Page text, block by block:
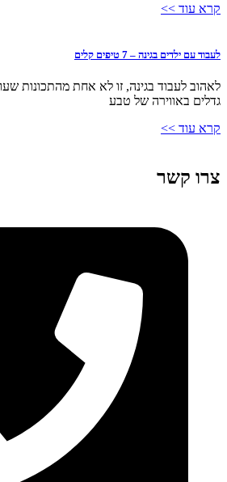
קרא עוד >>
לעבוד עם ילדים בגינה – 7 טיפים קלים
לאהוב לעבוד בגינה, זו לא אחת מהתכונות
גדלים באווירה של טבע
קרא עוד >>
צרו קשר